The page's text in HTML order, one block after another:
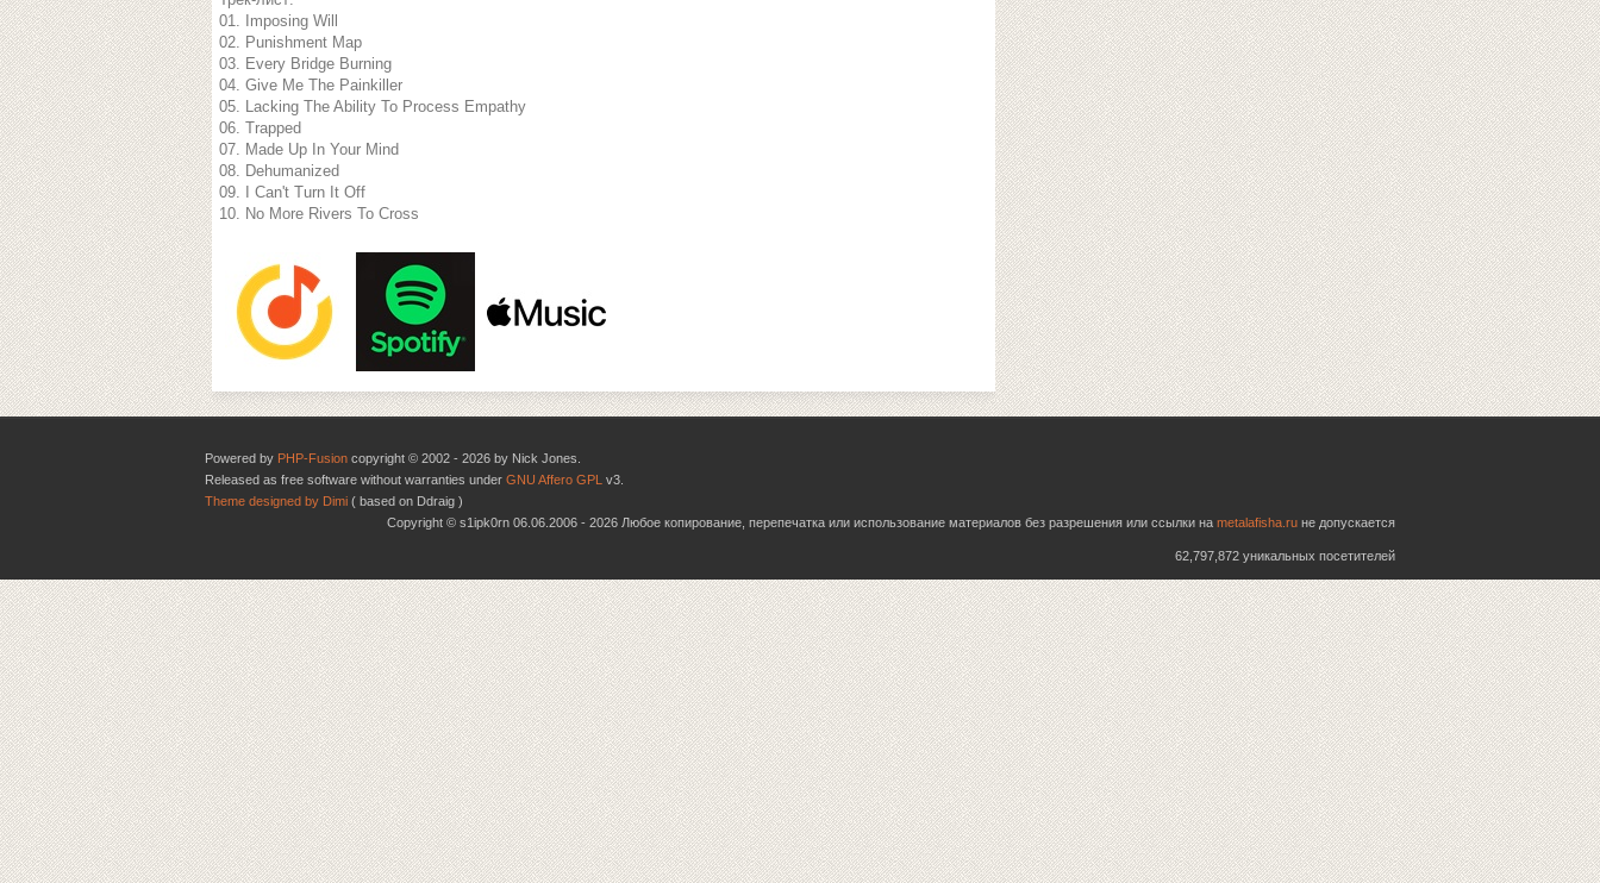
01. Imposing Will
02. Punishment Map
03. Every Bridge Burning
04. Give Me The Painkiller
05. Lacking The Ability To Process Empathy
06. Trapped
07. Made Up In Your Mind
08. Dehumanized
09. I Can't Turn It Off
10. No More Rivers To Cross
Powered by PHP-Fusion copyright © 2002 - 2026 by Nick Jones.
Released as free software without warranties under GNU Affero GPL v3.
Theme designed by Dimi ( based on Ddraig )
Copyright © s1ipk0rn 06.06.2006 - 2026 Любое копирование, перепечатка или использование материалов без разрешения или ссылки на metalafisha.ru не допускается
62,797,872 уникальных посетителей